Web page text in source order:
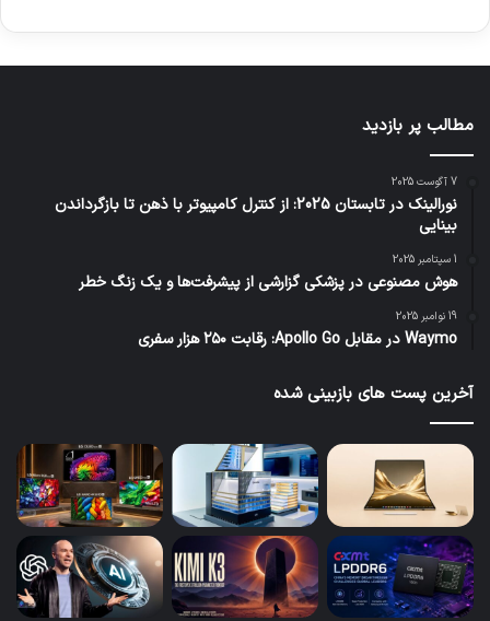
مطالب پر بازدید
7 آگوست 2025
نورالینک در تابستان 2025: از کنترل کامپیوتر با ذهن تا بازگرداندن
بینایی
1 سپتامبر 2025
هوش مصنوعی در پزشکی گزارشی از پیشرفت‌ها و یک زنگ خطر
19 نوامبر 2025
Waymo در مقابل Apollo Go: رقابت ۲۵۰ هزار سفری
آخرین پست های بازبینی شده